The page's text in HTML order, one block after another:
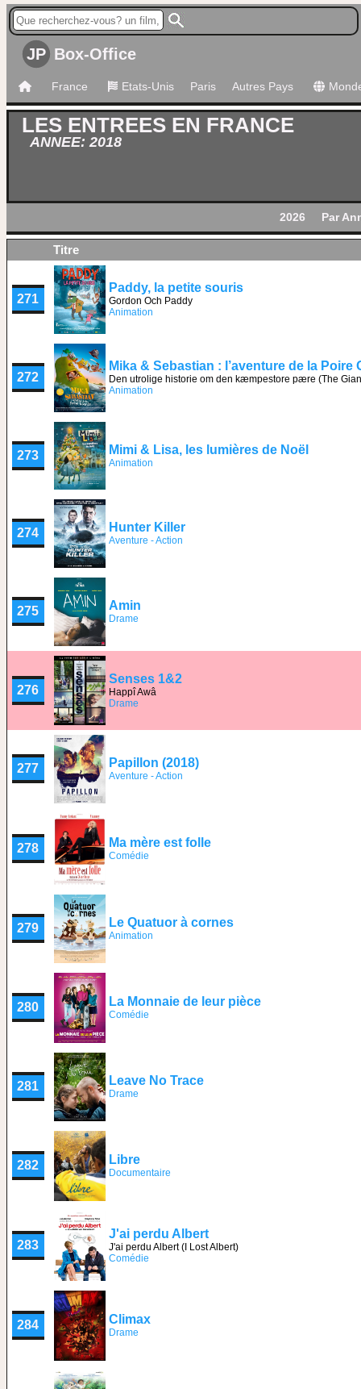
JP Box-Office
France Etats-Unis Paris Autres Pays
LES ENTREES EN FRANCE
ANNEE: 2018
2026 Par
Titre
271
Paddy, la petite souris
Gordon Och Paddy
Animation
272
Mika & Sebastian : l’aventure de la Poire
Den utrolige historie om den kæmpestore pære (The
Animation
273 Mimi & Lisa, les lumières de Noël
Animation
274 Hunter Killer
Aventure - Action
275 Amin
Drame
276
Senses 1&2
Happî Awâ
Drame
277 Papillon (2018)
Aventure - Action
278 Ma mère est folle
Comédie
279 Le Quatuor à cornes
Animation
280 La Monnaie de leur pièce
Comédie
281 Leave No Trace
Drame
282 Libre
Documentaire
283
J'ai perdu Albert
J'ai perdu Albert (I Lost Albert)
Comédie
284 Climax
Drame